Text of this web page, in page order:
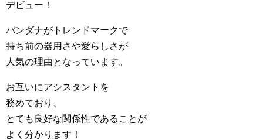
デビュー！
バンダナがトレンドマークで
持ち前の器用さや愛らしさが
人気の理由となっています。
お互いにアシスタントを
務めており、
とても良好な関係性であることが
よく分かります！